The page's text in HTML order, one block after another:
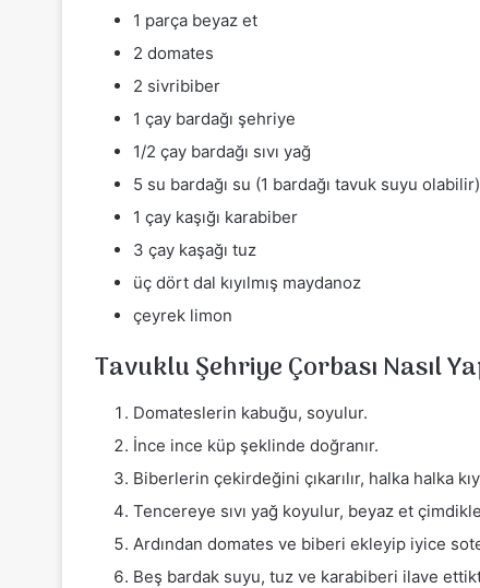
1 parça beyaz et
2 domates
2 sivribiber
1 çay bardağı şehriye
1/2 çay bardağı sıvı yağ
5 su bardağı su (1 bardağı tavuk suyu olabilir)
1 çay kaşığı karabiber
3 çay kaşağı tuz
üç dört dal kıyılmış maydanoz
çeyrek limon
Tavuklu Şehriye Çorbası Nasıl
Domateslerin kabuğu, soyulur.
İnce ince küp şeklinde doğranır.
Biberlerin çekirdeğini çıkarılır, halka halka
Tencereye sıvı yağ koyulur, beyaz et
Ardından domates ve biberi ekleyip iyice
Beş bardak suyu, tuz ve karabiberi ilave